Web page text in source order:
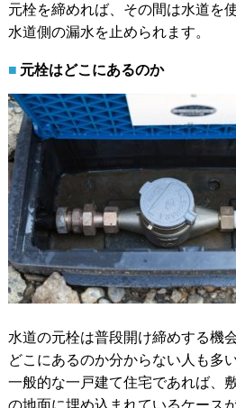
元栓を締めれば、その間は水道を
水道側の漏水を止められます。
元栓はどこにあるのか
水道の元栓は普段開け締めする機
どこにあるのか分からない人も多
一般的な一戸建て住宅であれば、